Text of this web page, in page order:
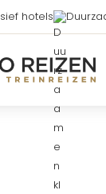
hotels